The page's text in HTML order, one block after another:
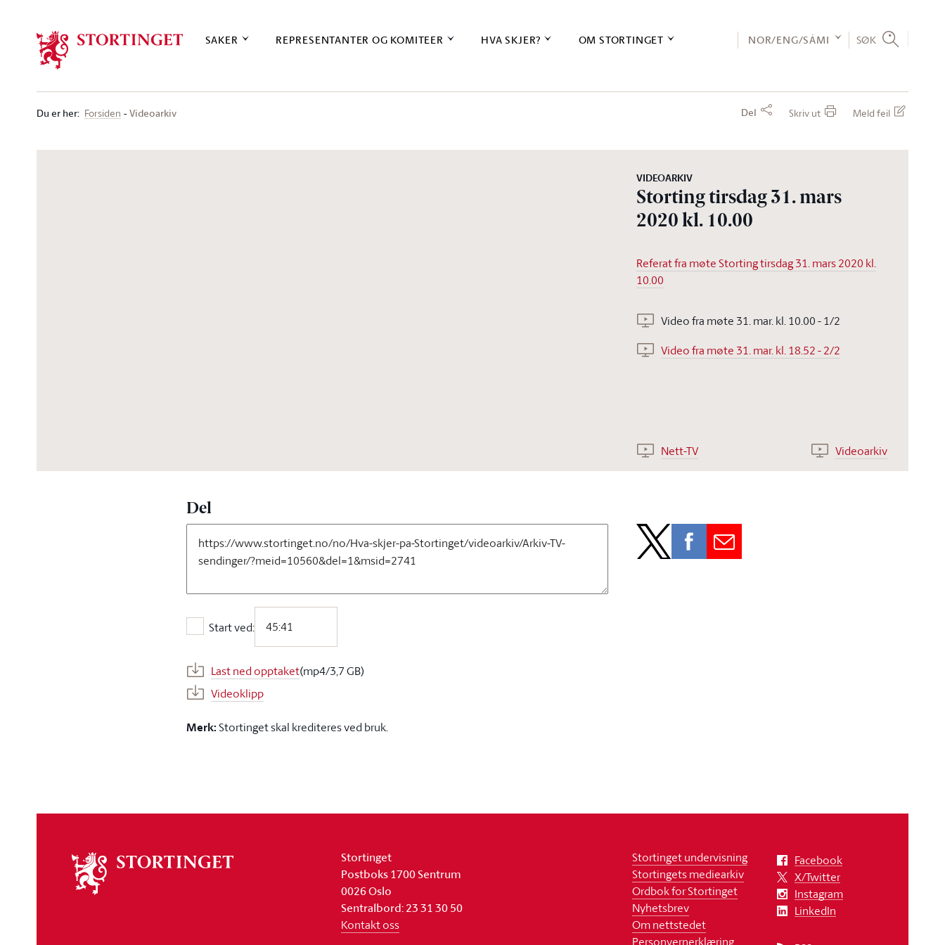
SAKER REPRESENTANTER OG KOMITEER HVA SKJER? OM STORTINGET NOR/ENG/SÁMI SØK
Du er her: Forsiden Videoarkiv Del Skriv ut Meld feil
VIDEOARKIV
Storting tirsdag 31. mars
2020 kl. 10.00
Referat fra møte Storting tirsdag 31. mars 2020 kl.
10.00
Video fra møte 31. mar. kl. 10.00 - 1/2
Video fra møte 31. mar. kl. 18.52 - 2/2
Nett-TV Videoarkiv
Del
Start ved:
Start ved:
Last ned opptaket(mp4/3,7 GB)
Videoklipp
Merk:Stortinget skal krediteres ved bruk.
stortinget
Stortinget
Postboks 1700 Sentrum
0026 Oslo
Sentralbord: 23 31 30 50
Kontakt oss
Stortinget undervisning
Stortingets mediearkiv
Ordbok for Stortinget
Nyhetsbrev
Om nettstedet
Personvernerklæring
Facebook
X/Twitter
Instagram
LinkedIn